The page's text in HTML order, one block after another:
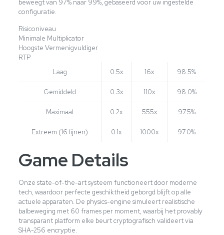
beweegt van 97% naar 99%, gebaseerd voor uw ingestelde
configuratie.
Risiconiveau
Minimale Multiplicator
Hoogste Vermenigvuldiger
RTP
Laag
0.5x 16x 98.5%
Gemiddeld 0.3x 110x 98.0%
Maximaal 0.2x 555x 97.5%
Extreem (16 lijnen) 0.1x 1000x 97.0%
Game Details
Onze state-of-the-art systeem functioneert door moderne
tech, waardoor perfecte geschiktheid geborgd blijft op alle
actuele apparaten. De physics-engine simuleert realistische
balbeweging met 60 frames per moment, waarbij het provably
transparant platform elke beurt cryptografisch valideert via
SHA-256 encryptie.